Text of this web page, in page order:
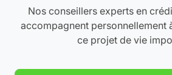
Nos conseillers experts en
accompagnent personnellement
ce projet de vie